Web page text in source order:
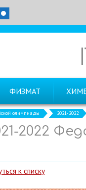
ФИЗМАТ
олимпиады 2021-2022
2022
к списку